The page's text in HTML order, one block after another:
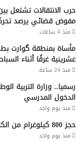
حرب الانتقالات تشتعل
مفوض قضائي يرصد
منذ 4 ساعات
مأساة بمنطقة گوارت
عشرينية غرقًا أثناء
منذ 24 ساعة
رسميا.. وزارة التربية
الدخول المدرسي
منذ يوم واحد
حجز 800 كيلوغرام من الكوكايين بميناء أمستردام
منذ يوم واحد